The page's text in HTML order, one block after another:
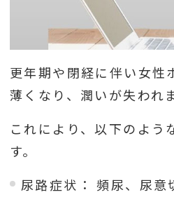
更年期や閉経に伴い女性
薄くなり、潤いが失われ
これにより、以下のよう
す。
尿路症状： 頻尿、尿意